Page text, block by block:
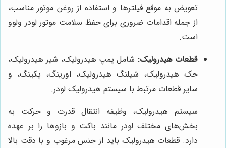
تعویض به موقع فیلترها و استفاده از روغن موتور مناسب،
از جمله اقدامات ضروری برای حفظ سلامت موتور لودر ولوو
است.
قطعات هیدرولیک: شامل پمپ هیدرولیک، شیر هیدرولیک،
جک هیدرولیک، شیلنگ هیدرولیک، اورینگ، پکینگ، و
سایر قطعات مرتبط با سیستم هیدرولیک لودر.
سیستم هیدرولیک، وظیفه انتقال قدرت و حرکت به
بخش‌های مختلف لودر مانند باکت و بازوها را بر عهده
دارد. قطعات هیدرولیک باید از جنس مرغوب و با دقت بالا